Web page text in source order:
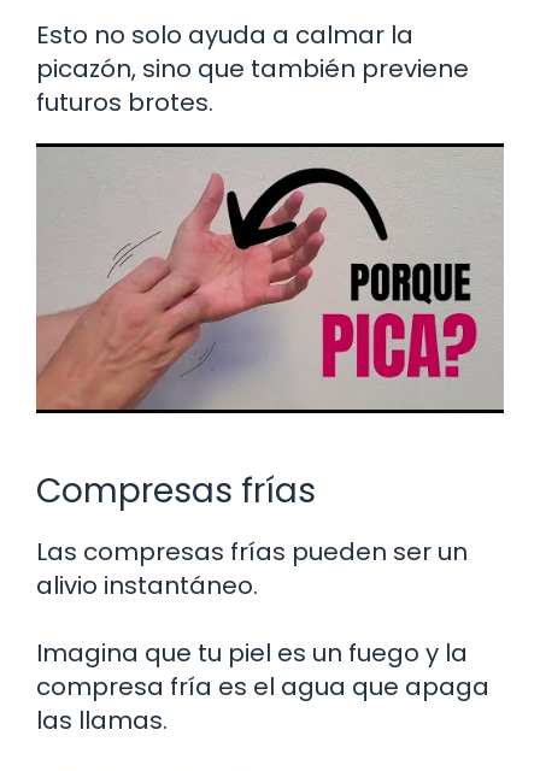
Esto no solo ayuda a calmar la
picazón, sino que también previene
futuros brotes.
Compresas frías
Las compresas frías pueden ser un
alivio instantáneo.
Imagina que tu piel es un fuego y la
compresa fría es el agua que apaga
las llamas.